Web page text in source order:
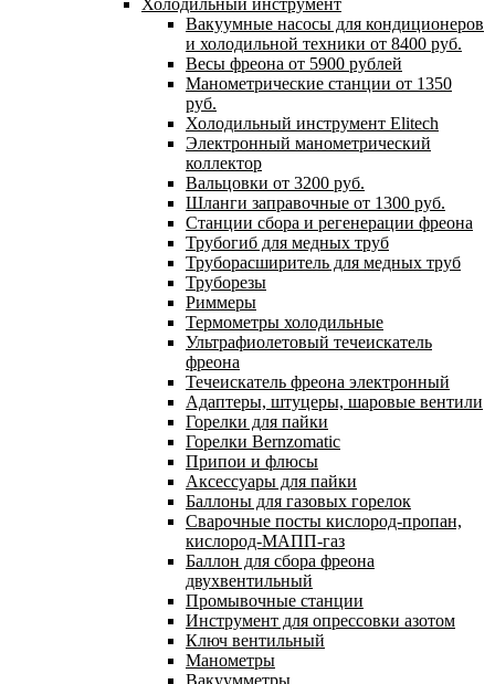
Холодильный инструмент
Вакуумные насосы для кондиционеров
и холодильной техники от 8400 руб.
Весы фреона от 5900 рублей
Манометрические станции от 1350
руб.
Холодильный инструмент Elitech
Электронный манометрический
коллектор
Вальцовки от 3200 руб.
Шланги заправочные от 1300 руб.
Станции сбора и регенерации фреона
Трубогиб для медных труб
Труборасширитель для медных труб
Труборезы
Риммеры
Термометры холодильные
Ультрафиолетовый течеискатель
фреона
Течеискатель фреона электронный
Адаптеры, штуцеры, шаровые вентили
Горелки для пайки
Горелки Bernzomatic
Припои и флюсы
Аксессуары для пайки
Баллоны для газовых горелок
Сварочные посты кислород-пропан,
кислород-МАПП-газ
Баллон для сбора фреона
двухвентильный
Промывочные станции
Инструмент для опрессовки азотом
Ключ вентильный
Манометры
Вакуумметры